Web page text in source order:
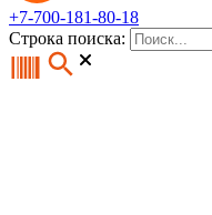
+7-700-181-80-18
Строка поиска: